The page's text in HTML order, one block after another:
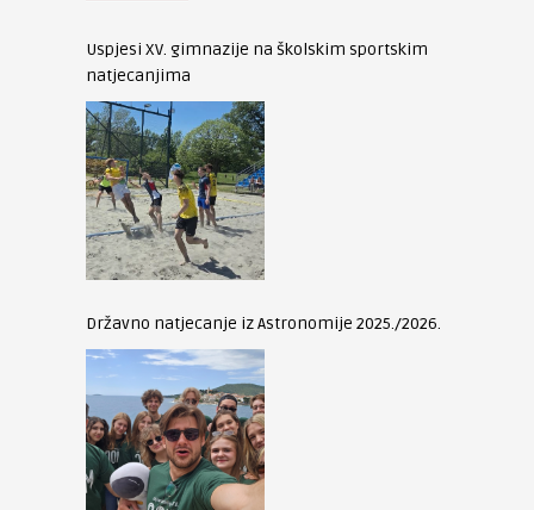
Uspjesi XV. gimnazije na školskim sportskim
natjecanjima
Državno natjecanje iz Astronomije 2025./2026.